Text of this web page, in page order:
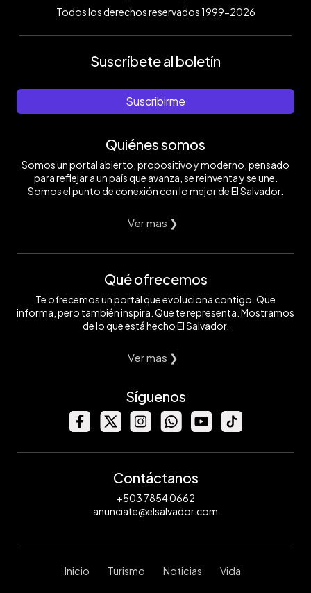
Todos los derechos reservados 1999-2026
Suscríbete al boletín
Suscribirme
Quiénes somos
Somos un portal abierto, propositivo y moderno, pensado
para reflejar a un país que avanza, se reinventa y se une.
Somos el punto de conexión con lo mejor de El Salvador.
Ver mas ❯
Qué ofrecemos
Te ofrecemos un portal que evoluciona contigo. Que
informa, pero también inspira. Que te representa. Mostramos
de lo que está hecho El Salvador.
Ver mas ❯
Síguenos
Contáctanos
+503 7854 0662
anunciate@elsalvador.com
Inicio Turismo Noticias Vida